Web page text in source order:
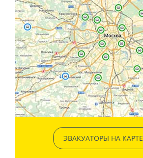
ЭВАКУАТОРЫ НА КАРТЕ